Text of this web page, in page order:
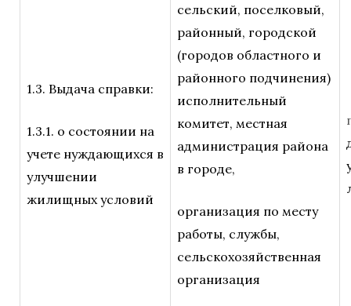
1.3. Выдача справки:
1.3.1. о состоянии на
учете нуждающихся в
улучшении
жилищных условий
сельский, поселковый,
районный, городской
(городов областного и
районного подчинения)
исполнительный
комитет, местная
администрация района
в городе,
организация по месту
работы, службы,
сельскохозяйственная
организация